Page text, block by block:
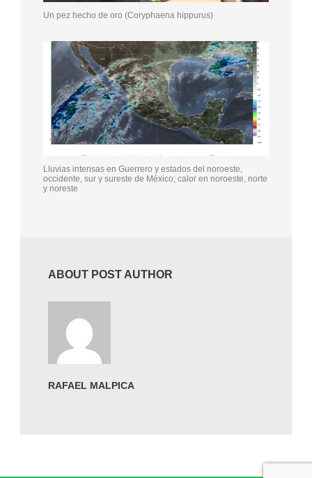
Un pez hecho de oro (Coryphaena hippurus)
Lluvias intensas en Guerrero y estados del noroeste,
occidente, sur y sureste de México; calor en noroeste, norte
y noreste
ABOUT POST AUTHOR
RAFAEL MALPICA